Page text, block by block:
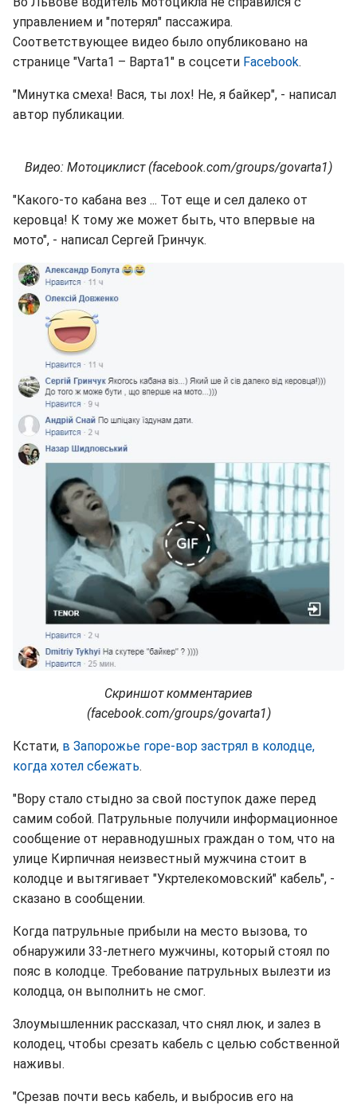
управлением и "потерял" пассажира.
Соответствующее видео было опубликовано на
странице "Varta1 – Варта1" в соцсети Facebook.
"Минутка смеха! Вася, ты лох! Не, я байкер", - написал
автор публикации.
Видео: Мотоциклист (facebook.com/groups/govarta1)
"Какого-то кабана вез ... Тот еще и сел далеко от
керовца! К тому же может быть, что впервые на
мото", - написал Сергей Гринчук.
Скриншот комментариев
(facebook.com/groups/govarta1)
Кстати, в Запорожье горе-вор застрял в колодце,
когда хотел сбежать.
"Вору стало стыдно за свой поступок даже перед
самим собой. Патрульные получили информационное
сообщение от неравнодушных граждан о том, что на
улице Кирпичная неизвестный мужчина стоит в
колодце и вытягивает "Укртелекомовский" кабель", -
сказано в сообщении.
Когда патрульные прибыли на место вызова, то
обнаружили 33-летнего мужчины, который стоял по
пояс в колодце. Требование патрульных вылезти из
колодца, он выполнить не смог.
Злоумышленник рассказал, что снял люк, и залез в
колодец, чтобы срезать кабель с целью собственной
наживы.
"Срезав почти весь кабель, и выбросив его на